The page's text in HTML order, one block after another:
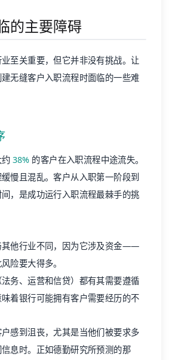
的主要障碍
至关重要，但它并非没有挑战。让
无缝客户入职流程时面临的一些难
约38% 的客户在入职流程中途流失。
慢且混乱。客户从入职第一阶段到
，是成功运行入职流程最棘手的挑
其他行业不同，因为它涉及资金——
险要大得多。
务、运营和信贷）都有其需要遵循
着银行可能拥有客户需要经历的不
感到沮丧，尤其是当他们被要求多
息时。正如德勤研究所预测的那